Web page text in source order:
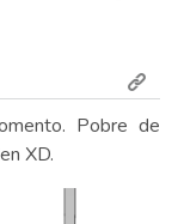
Pobre de
XD.